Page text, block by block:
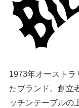
1973年オーストラ
たブランド。創立
ッチンテーブルの